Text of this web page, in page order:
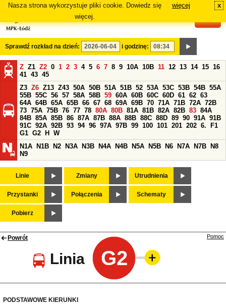
Nasza strona wykorzystuje pliki cookie. Dowiedz się
więcej.
więcej x
Sprawdź rozkład na dzień: i godzinę:
Z Z1 Z2 0 1 2 3 4 5 6 7 8 9 10A 10B 11 12 13 14 15 16
41 43 45
Z3 Z6 Z13 Z43 50A 50B 51A 51B 52 53A 53C 53B 54B 55A
55B 55C 56 57 58A 58B 59 60A 60B 60C 60D 61 62 63
64A 64B 65A 65B 66 67 68 69A 69B 70 71A 71B 72A 72B
73 75A 75B 76 77 78 80A 80B 81A 81B 82A 82B 83 84A
84B 85A 85B 86 87A 87B 88A 88B 88C 88D 89 90 91A 91B
91C 92A 92B 93 94 96 97A 97B 99 100 101 201 202 6.
F1
G1 G2 H
W
N1A
N1B N2 N3A N3B N4A N4B N5A N5B N6 N7A N7B
N8
N9
Linie Zmiany Utrudnienia
Przystanki Połączenia Schematy
Pobierz
Powrót
Linia G2
Pomoc
PODSTAWOWE KIERUNKI